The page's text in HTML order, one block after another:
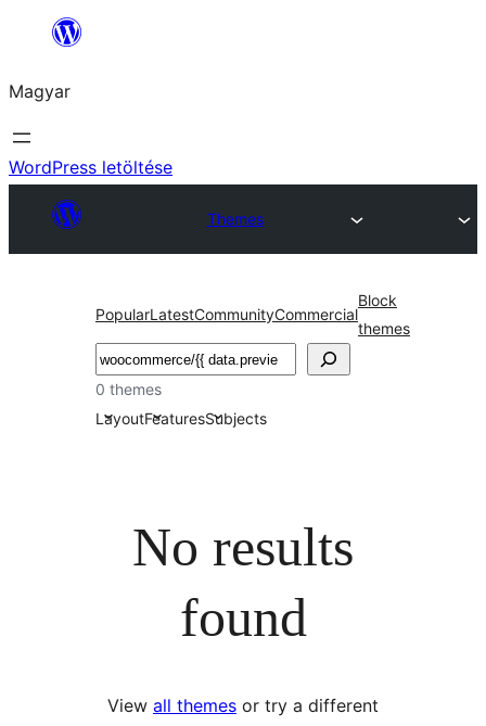
Ugrás
tartalomhoz
Magyar
WordPress letöltése
Themes
PopularLatestCommunityCommercial
Block
themes
Keresés
0 themes
LayoutFeaturesSubjects
No results
found
View all themes or try a different